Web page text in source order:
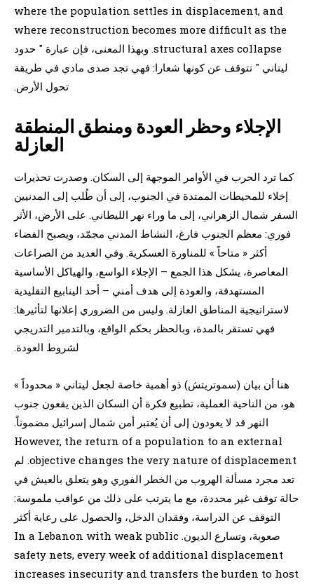
where the population settles in displacement, and
where reconstruction becomes more difficult as the
structural axes collapse. وبهذا المعنى، فإن عبارة " حدود
ليتاني " تتوقف عن كونها شعارا: فهي تجد صدى مادي في طريقة
تحول الأرض.
الإجلاء وحظر العودة ومنطق المنطقة
العازلة
كما ترد الحرب في الأوامر الموجهة إلى السكان. وصدرت تحذيرات
إخلاء للمحيطات الممتدة في الجنوب، إلى أن طُلب إلى المدنيين
السفر شمال الزهراني، إلى ما وراء نهر الليطاني. على الأرض، الأثر
فوري: معظم الجنوب فارغ، النشاط المدني مجمّد، ويصبح الفضاء
أكثر « متاحاً » للمناورة العسكرية. وفي العديد من الصراعات
المعاصرة، يشكل هذا الجمع – الإجلاء الواسع، والهياكل الأساسية
المستهدفة، والعودة إلى هدف أمني – أحد الينابيع التقليدية
لاستراتيجية المناطق العازلة. وليس من الضروري إعلانها لتأثيرها:
فهي تستقر بالمدة، وبالحظر بحكم الواقع، وبالتدمير التدريجي
لشروط العودة.
هنا أن بيان (سموتريتش) ذو أهمية خاصة لجعل ليتاني « محدوداً »
هو، من الناحية العملية، تطبيع فكرة أن السكان الذين يقعون جنوب
النهر قد لا يعودون إلى أن يُعتبر أمن شمال إسرائيل مضموناً.
However, the return of a population to an external
objective changes the very nature of displacement. لم
تعد مجرد مسألة الهروب من الخطر الفوري وهو يتعلق بالعيش في
حالة توقف غير محددة، مع ما يترتب على ذلك من عواقب ملموسة:
التوقف عن الدراسة، وفقدان الدخل، والحصول على رعاية أكثر
صعوبة، وتسارع الديون. In a Lebanon with weak public
safety nets, every week of additional displacement
increases insecurity and transfers the burden to host